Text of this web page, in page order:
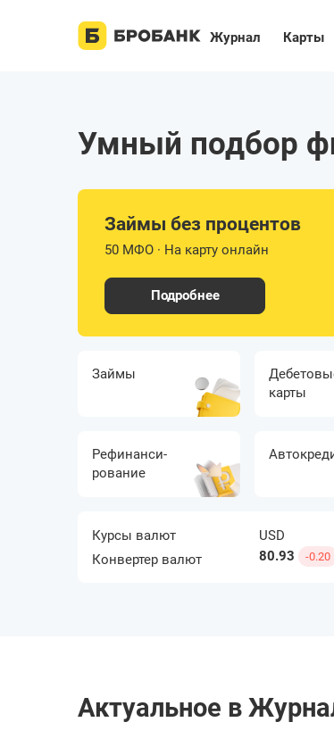
Журнал Карты
Умный подбор
Займы без процентов
50 МФО · На карту онлайн
Подробнее
Займы
карты
Рефинанси­
рование
Банкротство
Курсы валют
Конвертер валют
USD
80.93
-0.20
Актуальное в